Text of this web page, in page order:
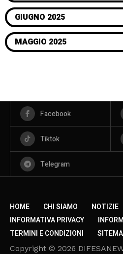
GIUGNO 2025
MAGGIO 2025
Facebook
Tiktok
Telegram
HOME CHI SIAMO NOTIZIE
INFORMATIVA PRIVACY
TERMINI E CONDIZIONI
Copyright © 2026